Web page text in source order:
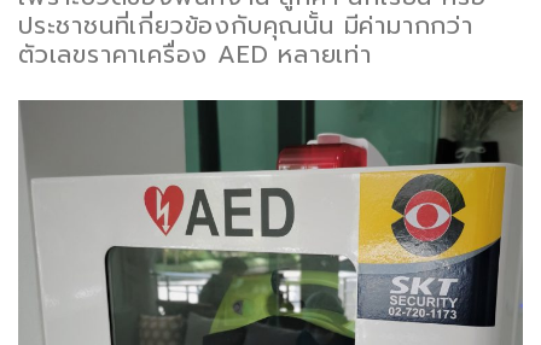
ประชาชนที่เกี่ยวข้องกับคุณนั้น มีค่ามากกว่า
ตัวเลขราคาเครื่อง AED หลายเท่า